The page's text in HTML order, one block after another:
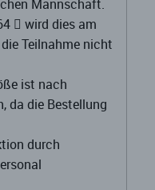
Mannschaft.
 wird dies am
Teilnahme nicht
ist nach
da die Bestellung
durch